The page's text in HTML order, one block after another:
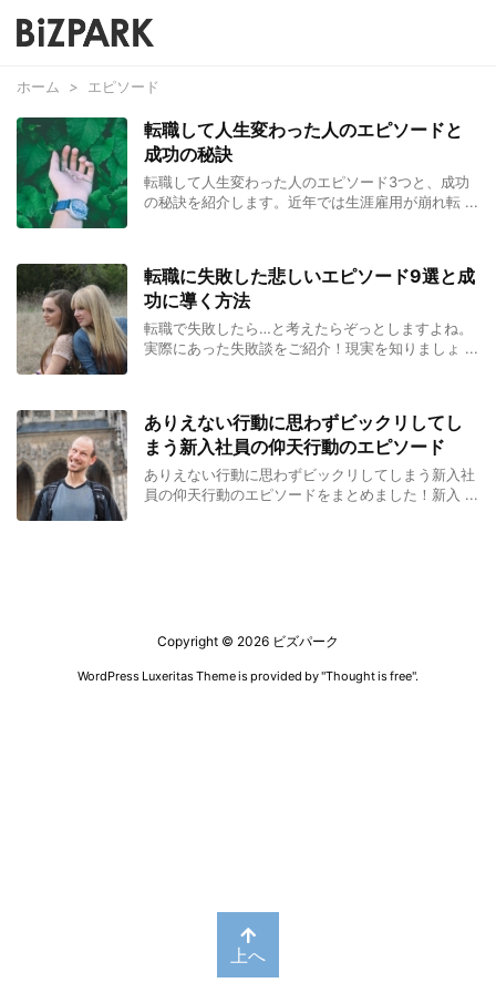
ホーム > エピソード
転職して人生変わった人のエピソードと
成功の秘訣
転職して人生変わった人のエピソード3つと、成功
の秘訣を紹介します。近年では生涯雇用が崩れ転 ...
転職に失敗した悲しいエピソード9選と成
功に導く方法
転職で失敗したら…と考えたらぞっとしますよね。
実際にあった失敗談をご紹介！現実を知りましょ ...
ありえない行動に思わずビックリしてし
まう新入社員の仰天行動のエピソード
ありえない行動に思わずビックリしてしまう新入社
員の仰天行動のエピソードをまとめました！新入 ...
Copyright © 2026 ビズパーク
WordPress Luxeritas Theme is provided by "Thought is free".
上へ